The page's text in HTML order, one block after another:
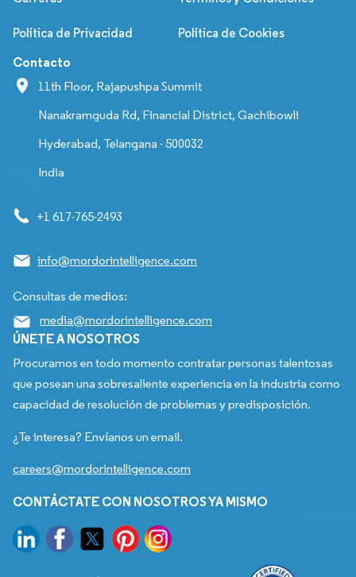
Política de Privacidad Política de Cookies
Contacto
11th Floor, Rajapushpa Summit
Nanakramguda Rd, Financial District, Gachibowli
Hyderabad, Telangana - 500032
India
+1 617-765-2493
info@mordorintelligence.com
Consultas de medios:
media@mordorintelligence.com
ÚNETE A NOSOTROS
Procuramos en todo momento contratar personas talentosas
que posean una sobresaliente experiencia en la industria como
capacidad de resolución de problemas y predisposición.
¿Te interesa? Envíanos un email.
careers@mordorintelligence.com
CONTÁCTATE CON NOSOTROS YA MISMO